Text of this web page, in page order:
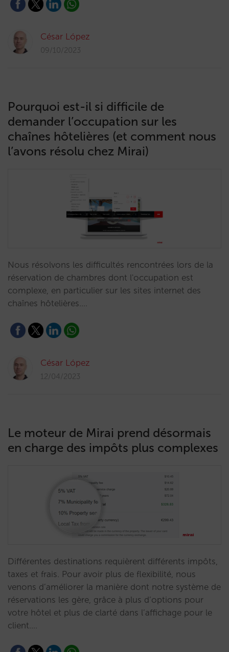
César López
09/10/2023
Pourquoi est-il si difficile de
demander l’occupation sur les
chaînes hôtelières (et comment nous
l’avons résolu chez Mirai)
Nous résolvons les difficultés rencontrées lors de la
réservation de chambres dont l'occupation est
complexe, en particulier sur les sites internet des
chaînes hôtelières.…
César López
12/04/2023
Le moteur de Mirai prend désormais
en charge des impôts plus complexes
Différentes destinations requièrent différents impôts,
taxes et frais. Pour avoir plus de flexibilité, nous
venons d’améliorer la manière dont notre système de
réservations les gère, grâce à plus d’options pour
votre hôtel et plus de clarté dans l’affichage pour le
client.…